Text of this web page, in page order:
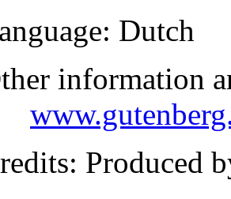
: Dutch
information
: Produced